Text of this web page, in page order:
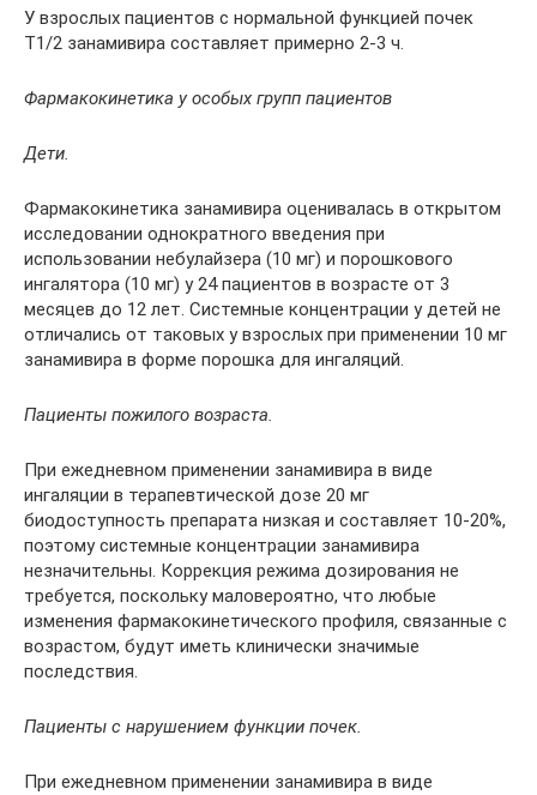
У взрослых пациентов с нормальной функцией почек
Т1/2 занамивира составляет примерно 2-3 ч.
Фармакокинетика у особых групп пациентов
Дети.
Фармакокинетика занамивира оценивалась в открытом
исследовании однократного введения при
использовании небулайзера (10 мг) и порошкового
ингалятора (10 мг) у 24 пациентов в возрасте от 3
месяцев до 12 лет. Системные концентрации у детей не
отличались от таковых у взрослых при применении 10 мг
занамивира в форме порошка для ингаляций.
Пациенты пожилого возраста.
При ежедневном применении занамивира в виде
ингаляции в терапевтической дозе 20 мг
биодоступность препарата низкая и составляет 10-20%,
поэтому системные концентрации занамивира
незначительны. Коррекция режима дозирования не
требуется, поскольку маловероятно, что любые
изменения фармакокинетического профиля, связанные с
возрастом, будут иметь клинически значимые
последствия.
Пациенты с нарушением функции почек.
При ежедневном применении занамивира в виде